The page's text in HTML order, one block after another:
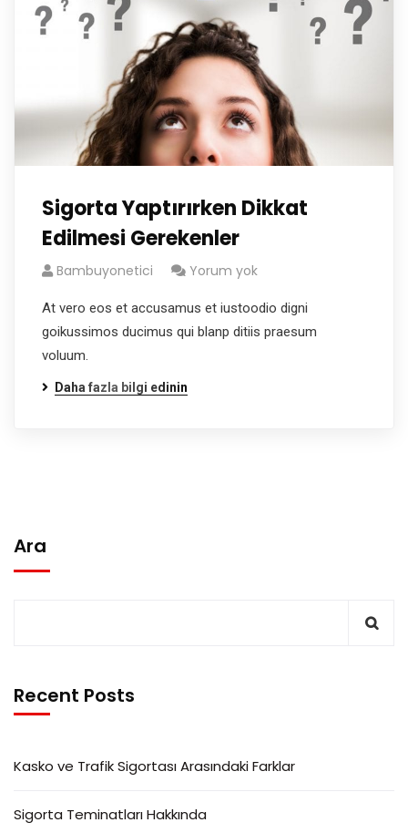
Sigorta Yaptırırken Dikkat
Edilmesi Gerekenler
Bambuyonetici Yorum yok
At vero eos et accusamus et iustoodio digni
goikussimos ducimus qui blanp ditiis praesum
voluum.
Daha fazla bilgi edinin
Ara
Recent Posts
Kasko ve Trafik Sigortası Arasındaki Farklar
Sigorta Teminatları Hakkında